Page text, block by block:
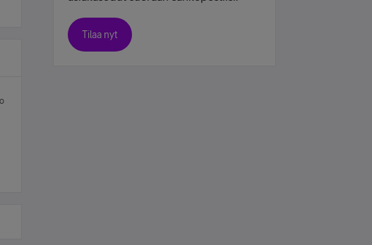
Tilaa nyt